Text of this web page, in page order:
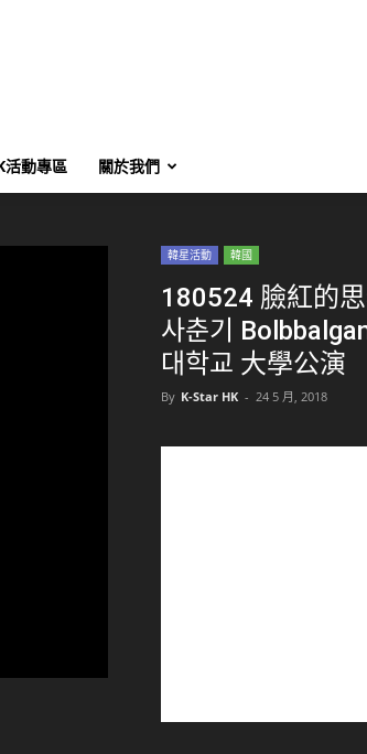
活動專區 關於我們
韓星活動 韓國
180524 臉紅的
사춘기
대학교 大學公演
By K-Star HK - 24 5 月, 2018